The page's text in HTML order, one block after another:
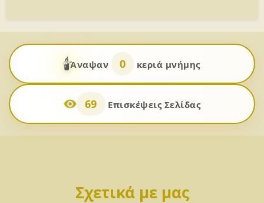
🕯️Άναψαν 0 κεριά μνήμης
69 Επισκέψεις Σελίδας
Σχετικά με μας